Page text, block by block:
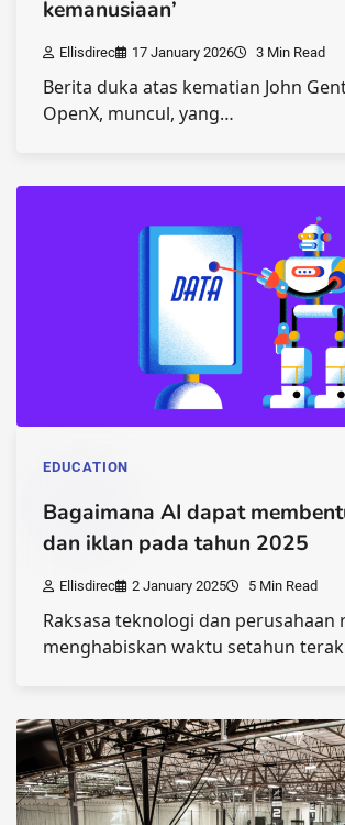
kemanusiaan’
Ellisdirec 17 January 2026 3 Min Read
Berita duka atas kematian John
OpenX, muncul, yang…
EDUCATION
Bagaimana AI dapat
dan iklan pada tahun 2025
Ellisdirec 2 January 2025 5 Min Read
Raksasa teknologi dan perusahaan
menghabiskan waktu setahun